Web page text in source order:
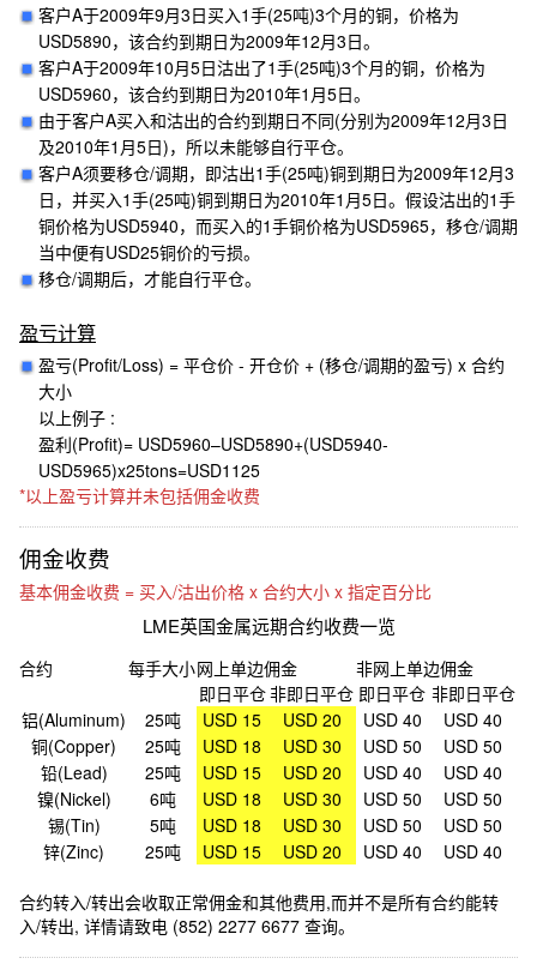
客户A于2009年9月3日买入1手(25吨)3个月的铜，价格为
USD5890，该合约到期日为2009年12月3日。
客户A于2009年10月5日沽出了1手(25吨)3个月的铜，价格为
USD5960，该合约到期日为2010年1月5日。
由于客户A买入和沽出的合约到期日不同(分别为2009年12月3日
及2010年1月5日)，所以未能够自行平仓。
客户A须要移仓/调期，即沽出1手(25吨)铜到期日为2009年12月3
日，并买入1手(25吨)铜到期日为2010年1月5日。假设沽出的1手
铜价格为USD5940，而买入的1手铜价格为USD5965，移仓/调期
当中便有USD25铜价的亏损。
移仓/调期后，才能自行平仓。
盈亏计算
盈亏(Profit/Loss) = 平仓价 - 开仓价 + (移仓/调期的盈亏) x 合约
大小
以上例子 :
盈利(Profit)= USD5960–USD5890+(USD5940-
USD5965)x25tons=USD1125
*以上盈亏计算并未包括佣金收费
佣金收费
基本佣金收费 = 买入/沽出价格 x 合约大小 x 指定百分比
LME英国金属远期合约收费一览
合约 每手大小网上单边佣金
非网上单边佣金
即日平仓非即日平仓 即日平仓 非即日平仓
铝(Aluminum)
25吨 USD 15 USD 20 USD 40
USD 40
铜(Copper)
25吨 USD 18 USD 30 USD 50
USD 50
铅(Lead)
25吨 USD 15 USD 20 USD 40
USD 40
镍(Nickel)
6吨 USD 18 USD 30 USD 50
USD 50
锡(Tin)
5吨 USD 18 USD 30 USD 50
USD 50
锌(Zinc)
25吨 USD 15 USD 20 USD 40 USD 40
合约转入/转出会收取正常佣金和其他费用,而并不是所有合约能转
入/转出, 详情请致电 (852) 2277 6677 查询。